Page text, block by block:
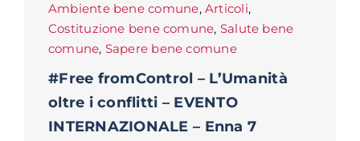
Ambiente bene comune, Articoli,
Costituzione bene comune, Salute bene
comune, Sapere bene comune
#Free fromControl – L’Umanità
oltre i conflitti – EVENTO
INTERNAZIONALE – Enna 7